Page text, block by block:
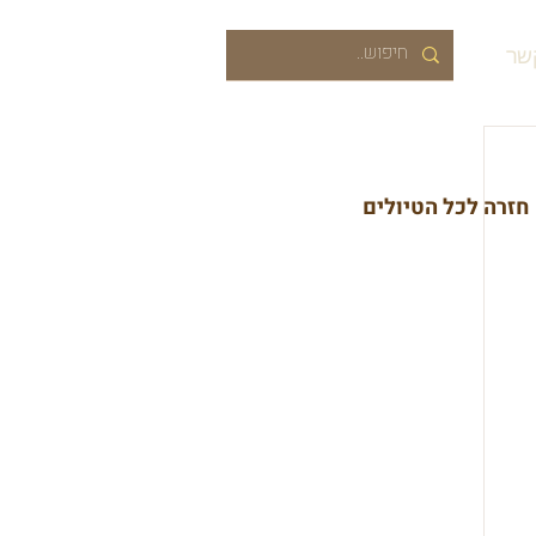
חזרה לכל הטיולים